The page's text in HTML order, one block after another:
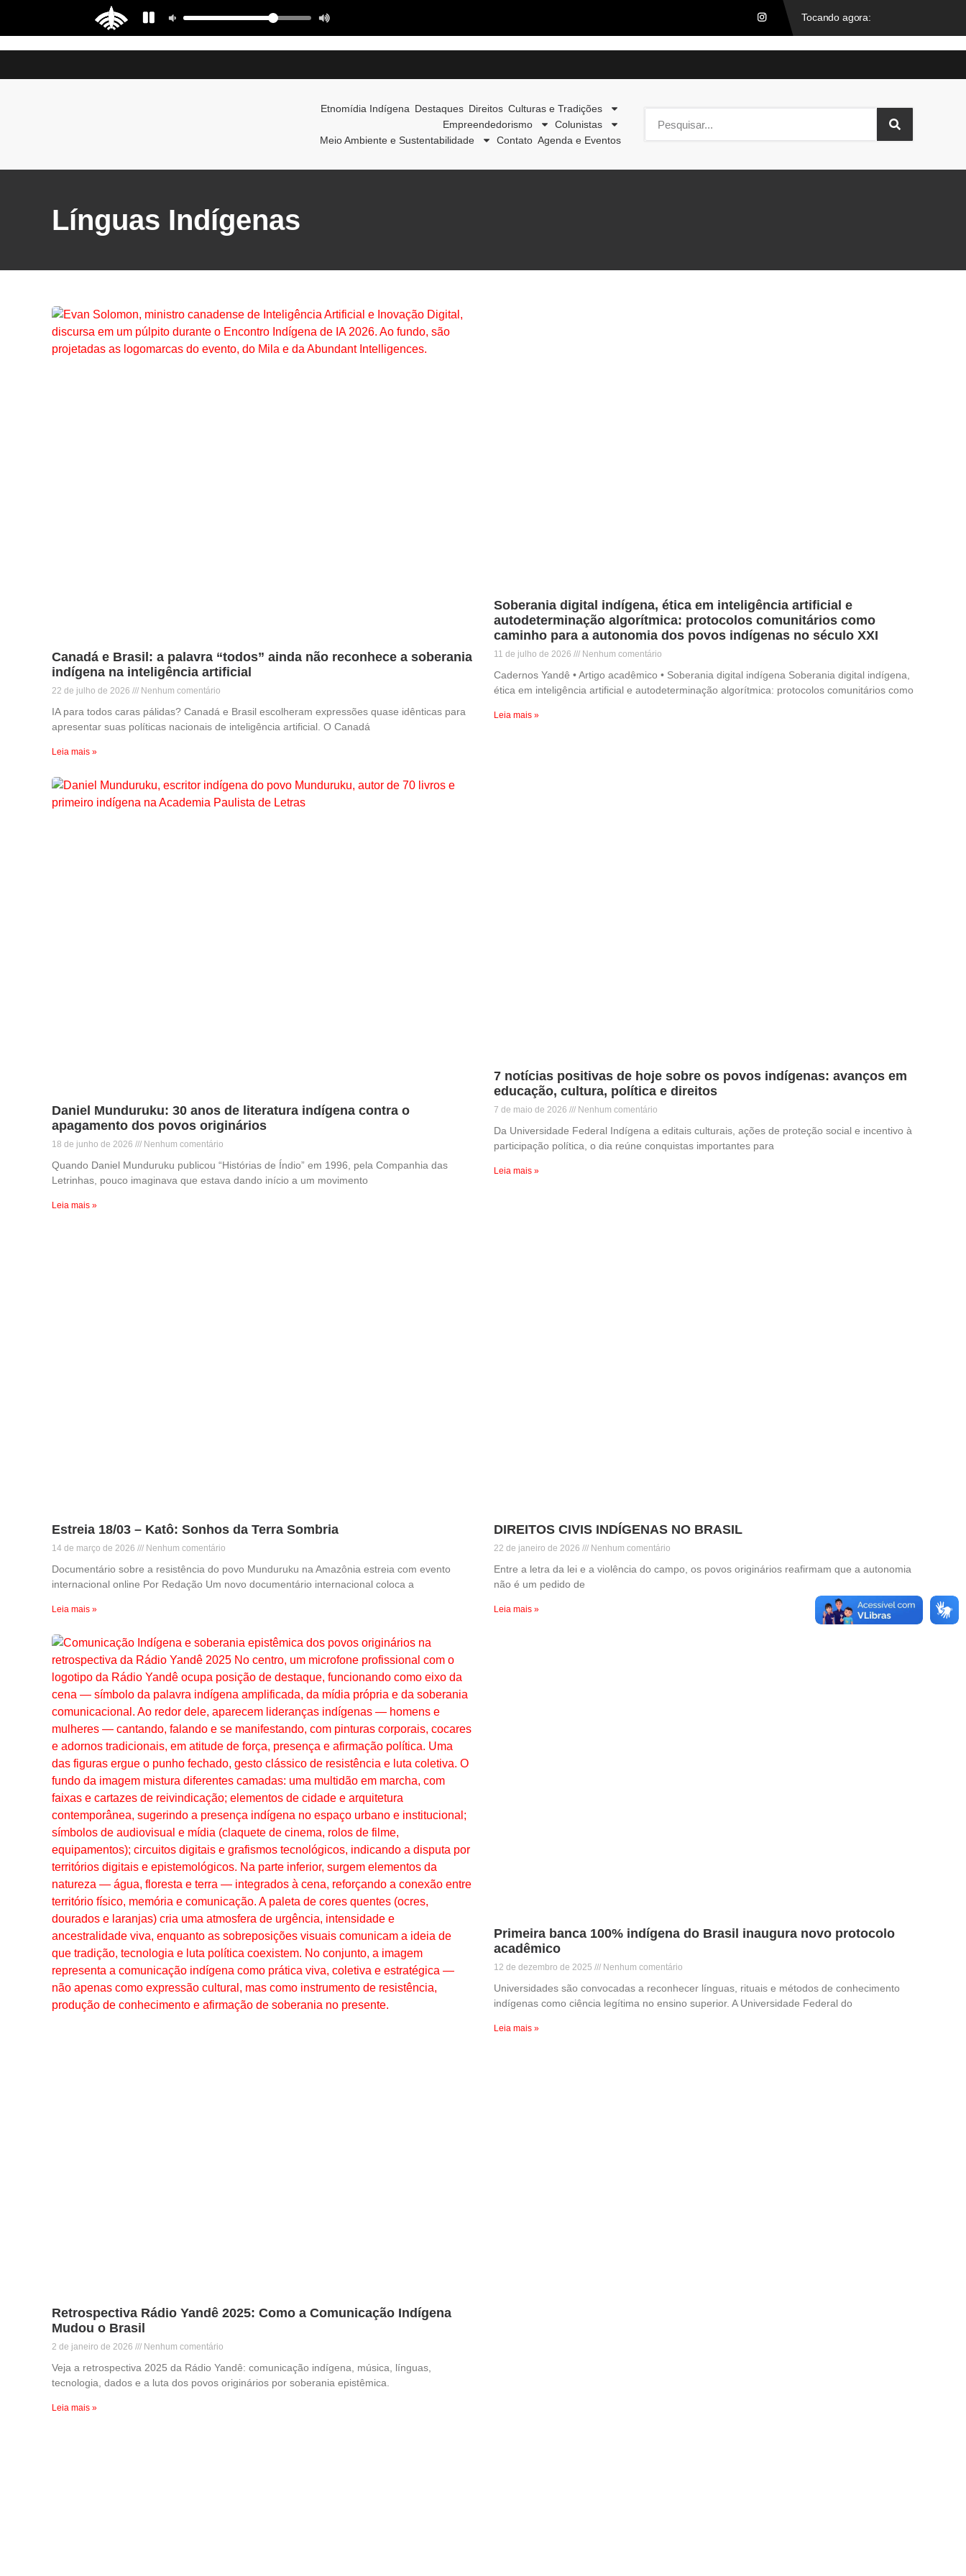
Etnomídia Indígena Destaques Direitos Culturas e Tradições
Empreendedorismo
Colunistas
Meio Ambiente e Sustentabilidade
Contato Agenda e Eventos
Línguas Indígenas
Canadá e Brasil: a palavra “todos” ainda não reconhece a soberania
indígena na inteligência artificial
22 de julho de 2026 Nenhum comentário
IA para todos caras pálidas? Canadá e Brasil escolheram expressões quase idênticas para
apresentar suas políticas nacionais de inteligência artificial. O Canadá
Leia mais »
Soberania digital indígena, ética em inteligência artificial e
autodeterminação algorítmica: protocolos comunitários como
caminho para a autonomia dos povos indígenas no século XXI
11 de julho de 2026 Nenhum comentário
Cadernos Yandê • Artigo acadêmico • Soberania digital indígena Soberania digital indígena,
ética em inteligência artificial e autodeterminação algorítmica: protocolos comunitários como
Leia mais »
Daniel Munduruku: 30 anos de literatura indígena contra o
apagamento dos povos originários
18 de junho de 2026 Nenhum comentário
Quando Daniel Munduruku publicou “Histórias de Índio” em 1996, pela Companhia das
Letrinhas, pouco imaginava que estava dando início a um movimento
Leia mais »
7 notícias positivas de hoje sobre os povos indígenas: avanços em
educação, cultura, política e direitos
7 de maio de 2026 Nenhum comentário
Da Universidade Federal Indígena a editais culturais, ações de proteção social e incentivo à
participação política, o dia reúne conquistas importantes para
Leia mais »
Estreia 18/03 – Katô: Sonhos da Terra Sombria
14 de março de 2026 Nenhum comentário
Documentário sobre a resistência do povo Munduruku na Amazônia estreia com evento
internacional online Por Redação Um novo documentário internacional coloca a
Leia mais »
DIREITOS CIVIS INDÍGENAS NO BRASIL
22 de janeiro de 2026 Nenhum comentário
Entre a letra da lei e a violência do campo, os povos originários reafirmam que a autonomia
não é um pedido de
Leia mais »
Retrospectiva Rádio Yandê 2025: Como a Comunicação Indígena
Mudou o Brasil
2 de janeiro de 2026 Nenhum comentário
Veja a retrospectiva 2025 da Rádio Yandê: comunicação indígena, música, línguas,
tecnologia, dados e a luta dos povos originários por soberania epistêmica.
Leia mais »
Primeira banca 100% indígena do Brasil inaugura novo protocolo
acadêmico
12 de dezembro de 2025 Nenhum comentário
Universidades são convocadas a reconhecer línguas, rituais e métodos de conhecimento
indígenas como ciência legítima no ensino superior. A Universidade Federal do
Leia mais »